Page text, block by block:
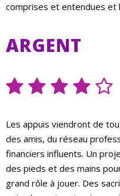
comprises et entendues et
ARGENT
Les appuis viendront de
des amis, du réseau
financiers influents. Un
des pieds et des mains
grand rôle à jouer. Des